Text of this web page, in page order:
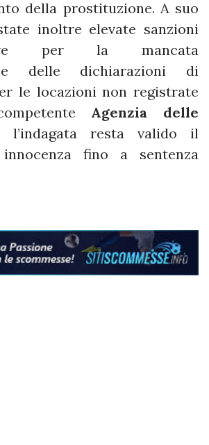
della prostituzione. A suo
inoltre elevate sanzioni
per la mancata
delle dichiarazioni di
le locazioni non registrate
Agenzia delle
l’indagata resta valido il
fino a sentenza